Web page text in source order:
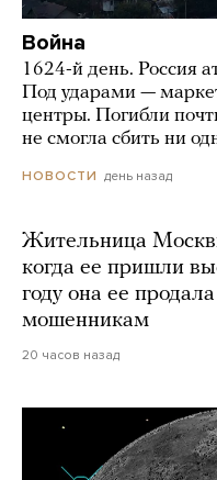
Война
1624-й день. Россия
Под ударами —
центры. Погибли
не смогла сбить ни
НОВОСТИ день назад
Жительница
когда ее пришли
году она ее
мошенникам
20 часов назад